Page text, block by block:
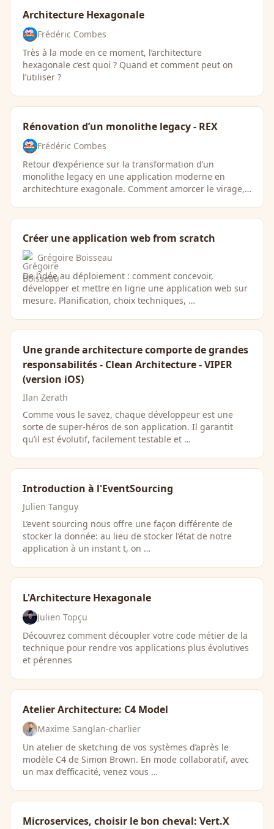
Architecture Hexagonale
Frédéric Combes
Très à la mode en ce moment, l’architecture
hexagonale c’est quoi ? Quand et comment peut on
l’utiliser ?
Rénovation d’un monolithe legacy - REX
Frédéric Combes
Retour d’expérience sur la transformation d’un
monolithe legacy en une application moderne en
architechture exagonale. Comment amorcer le virage,
Créer une application web from scratch
Grégoire Boisseau
De l’idée au déploiement : comment concevoir,
développer et mettre en ligne une application web sur
mesure. Planification, choix techniques, …
Une grande architecture comporte de grandes
responsabilités - Clean Architecture - VIPER
(version iOS)
Ilan Zerath
Comme vous le savez, chaque développeur est une
sorte de super-héros de son application. Il garantit
qu’il est évolutif, facilement testable et …
Introduction à l'EventSourcing
Julien Tanguy
L’event sourcing nous offre une façon différente de
stocker la donnée: au lieu de stocker l’état de notre
application à un instant t, on …
L'Architecture Hexagonale
Julien Topçu
Découvrez comment découpler votre code métier de la
technique pour rendre vos applications plus évolutives
et pérennes
Atelier Architecture: C4 Model
Maxime Sanglan-charlier
Un atelier de sketching de vos systèmes d’après le
modèle C4 de Simon Brown. En mode collaboratif, avec
un max d’efficacité, venez vous …
Microservices, choisir le bon cheval: Vert.X